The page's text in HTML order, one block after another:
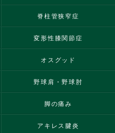
脊柱管狭窄症
変形性膝関節症
オスグッド
野球肩・野球肘
脚の痛み
アキレス腱炎